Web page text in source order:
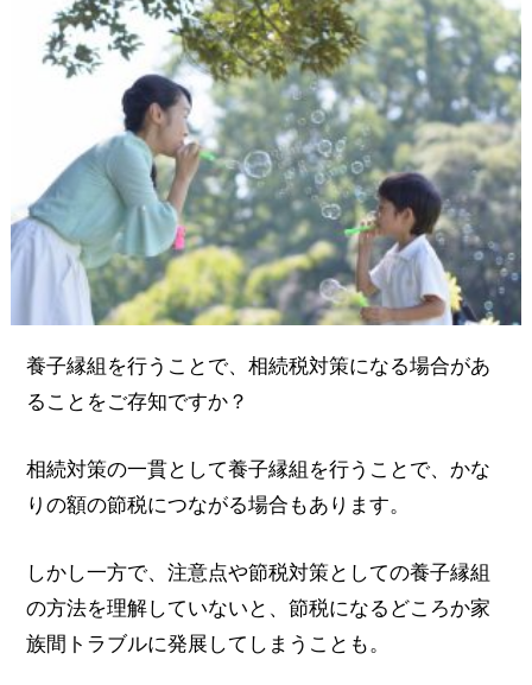
養子縁組を行うことで、相続税対策になる場合があ
ることをご存知ですか？
相続対策の一貫として養子縁組を行うことで、かな
りの額の節税につながる場合もあります。
しかし一方で、注意点や節税対策としての養子縁組
の方法を理解していないと、節税になるどころか家
族間トラブルに発展してしまうことも。